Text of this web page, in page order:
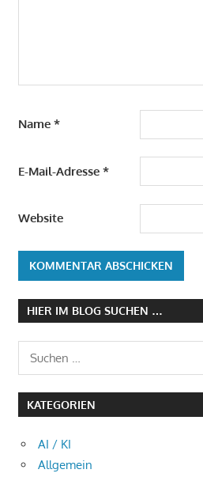
Name *
E-Mail-Adresse *
Website
HIER IM BLOG SUCHEN …
KATEGORIEN
AI / KI
Allgemein